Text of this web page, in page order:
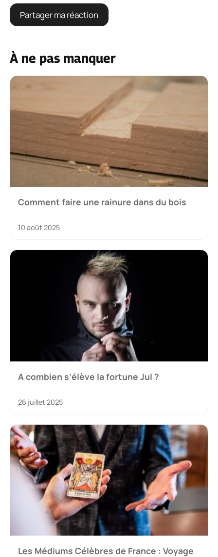
À ne pas manquer
Comment faire une rainure dans du bois
10 août 2025
A combien s’élève la fortune Jul ?
26 juillet 2025
Les Médiums Célèbres de France : Voyage